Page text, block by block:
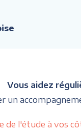
Vous aidez
un
de l'étude à vos